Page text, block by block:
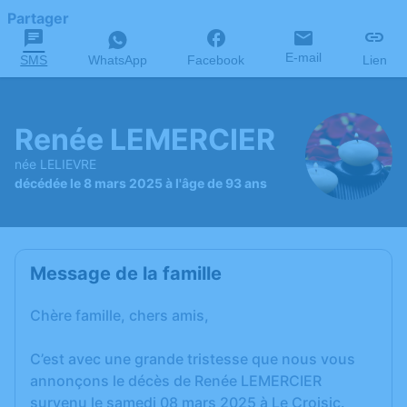
Partager
SMS WhatsApp Facebook E-mail Lien
Renée LEMERCIER
née LELIEVRE
décédée le 8 mars 2025 à l'âge de 93 ans
Message de la famille
Chère famille, chers amis,
C’est avec une grande tristesse que nous vous
annonçons le décès de Renée LEMERCIER
survenu le samedi 08 mars 2025 à Le Croisic.